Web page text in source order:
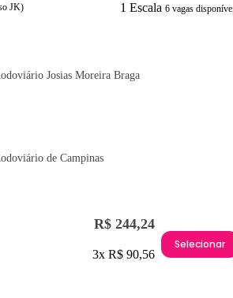
1 Escala 6 vagas
Josias Moreira Braga
de Campinas
R$ 244,24
3x R$ 90,56
Selecionar